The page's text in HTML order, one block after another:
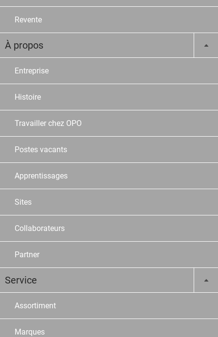
Revente
À propos
Entreprise
Histoire
Travailler chez OPO
Postes vacants
Apprentissages
Sites
Collaborateurs
Partner
Service
Assortiment
Marques